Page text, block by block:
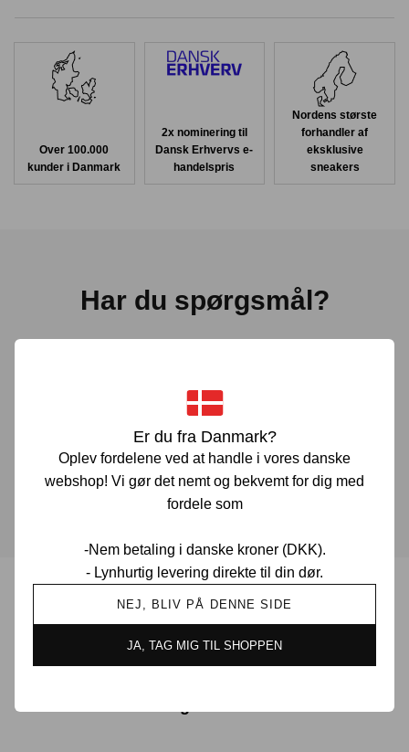
Er du fra Danmark?
Oplev fordelene ved at handle i vores danske
webshop! Vi gør det nemt og bekvemt for dig med
fordele som
-Nem betaling i danske kroner (DKK).
- Lynhurtig levering direkte til din dør.
NEJ, BLIV PÅ DENNE SIDE
JA, TAG MIG TIL SHOPPEN
Over 100.000
kunder i Danmark
2x nominering til
Dansk Erhvervs e-
handelspris
Nordens største
forhandler af
eksklusive
sneakers
Har du spørgsmål?
gennem linket herunder og vi vender tilbage til dig hurtigst
muligt.
KONTAKT OS